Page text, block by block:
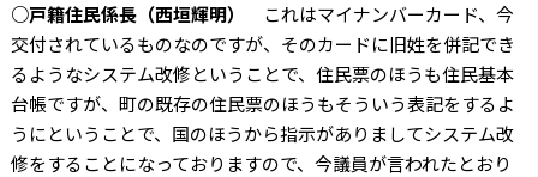
○戸籍住民係長（西垣輝明）
これはマイナンバーカード、今
交付されているものなのですが、そのカードに旧姓を併記でき
るようなシステム改修ということで、住民票のほうも住民基本
台帳ですが、町の既存の住民票のほうもそういう表記をするよ
うにということで、国のほうから指示がありましてシステム改
修をすることになっておりますので、今議員が言われたとおり